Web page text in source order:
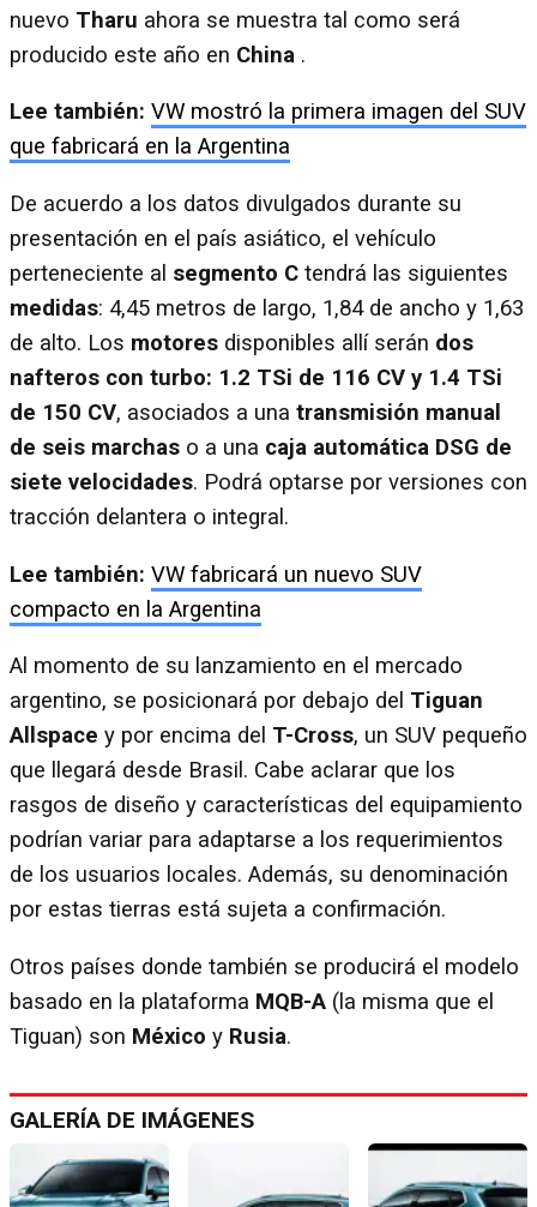
nuevo Tharu ahora se muestra tal como será
producido este año en China .
Lee también: VW mostró la primera imagen del SUV
que fabricará en la Argentina
De acuerdo a los datos divulgados durante su
presentación en el país asiático, el vehículo
perteneciente al segmento C tendrá las siguientes
medidas: 4,45 metros de largo, 1,84 de ancho y 1,63
de alto. Los motores disponibles allí serán dos
nafteros con turbo: 1.2 TSi de 116 CV y 1.4 TSi
de 150 CV, asociados a una transmisión manual
de seis marchas o a una caja automática DSG de
siete velocidades. Podrá optarse por versiones con
tracción delantera o integral.
Lee también: VW fabricará un nuevo SUV
compacto en la Argentina
Al momento de su lanzamiento en el mercado
argentino, se posicionará por debajo del Tiguan
Allspace y por encima del T-Cross, un SUV pequeño
que llegará desde Brasil. Cabe aclarar que los
rasgos de diseño y características del equipamiento
podrían variar para adaptarse a los requerimientos
de los usuarios locales. Además, su denominación
por estas tierras está sujeta a confirmación.
Otros países donde también se producirá el modelo
basado en la plataforma MQB-A (la misma que el
Tiguan) son México y Rusia.
GALERÍA DE IMÁGENES